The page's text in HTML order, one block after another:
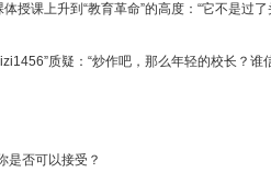
体授课上升到“教育革命”的高度：“它不是过
质疑：“炒作吧，那么年轻的校长？谁
是否可以接受？